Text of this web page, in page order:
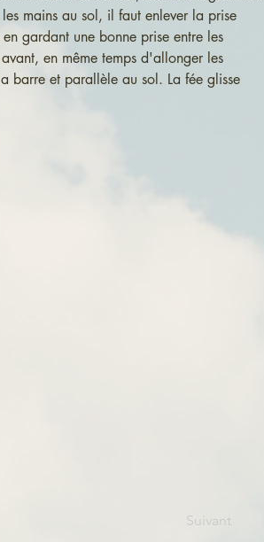
mains au sol, il faut enlever la prise
gardant une bonne prise entre les
en même temps d'allonger les
barre et parallèle au sol. La fée glisse
Suivant